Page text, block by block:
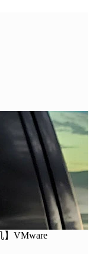
】VMware